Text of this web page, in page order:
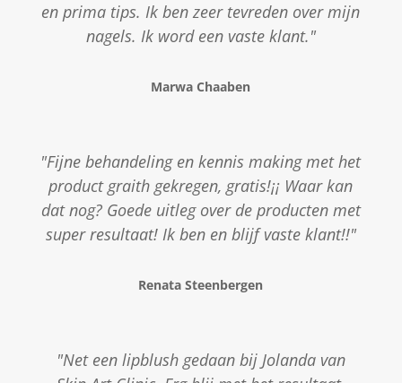
en prima tips. Ik ben zeer tevreden over mijn
nagels. Ik word een vaste klant."
Marwa Chaaben
"Fijne behandeling en kennis making met het
product graith gekregen, gratis!¡¡ Waar kan
dat nog? Goede uitleg over de producten met
super resultaat! Ik ben en blijf vaste klant!!"
Renata Steenbergen
"Net een lipblush gedaan bij Jolanda van